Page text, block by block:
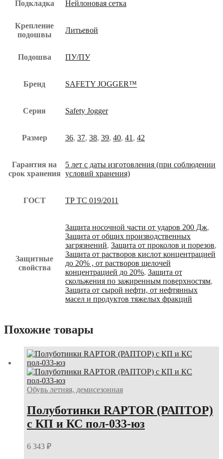
Подкладка Нейлоновая сетка
Крепление
подошвы
Литьевой
Подошва ПУ/ПУ
Бренд SAFETY JOGGER™
Серия Safety Jogger
Размер 36, 37, 38, 39, 40, 41 , 42
Гарантия на
срок хранения
5 лет с даты изготовления (при соблюдении
условий хранения)
ГОСТ ТР ТС 019/2011
Защитные
свойства
Защита носочной части от ударов 200 Дж,
Защита от общих производственных
загрязнений, Защита от проколов и порезов,
Защита от растворов кислот концентрацией
до 20% , от растворов щелочей
концентрацией до 20%, Защита от
скольжения по зажиренным поверхностям,
Защита от сырой нефти, от нефтянных
масел и продуктов тяжелых фракций
Похожие товары
Обувь летняя, демисезонная
Полуботинки RAPTOR (РАПТОР)
с КП и КС пол-033-юз
6 343 ₽